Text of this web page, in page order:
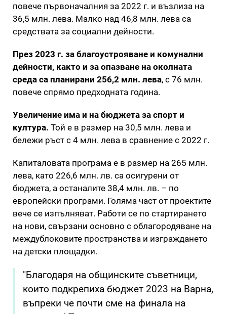
повече първоначалния за 2022 г. и възлиза на
36,5 млн. лева. Малко над 46,8 млн. лева са
средствата за социални дейности.
През 2023 г. за благоустрояване и комунални
дейности, както и за опазване на околната
среда са планирани 256,2 млн. лева, с 76 млн.
повече спрямо предходната година.
Увеличение има и на бюджета за спорт и
култура. Той е в размер на 30,5 млн. лева и
бележи ръст с 4 млн. лева в сравнение с 2022 г.
Капиталовата програма е в размер на 265 млн.
лева, като 226,6 млн. лв. са осигурени от
бюджета, а останалите 38,4 млн. лв. – по
европейски програми. Голяма част от проектите
вече се изпълняват. Работи се по стартирането
на нови, свързани основно с облагородяване на
междублоковите пространства и изграждането
на детски площадки.
"Благодаря на общинските съветници,
които подкрепиха бюджет 2023 на Варна,
въпреки че почти сме на финала на